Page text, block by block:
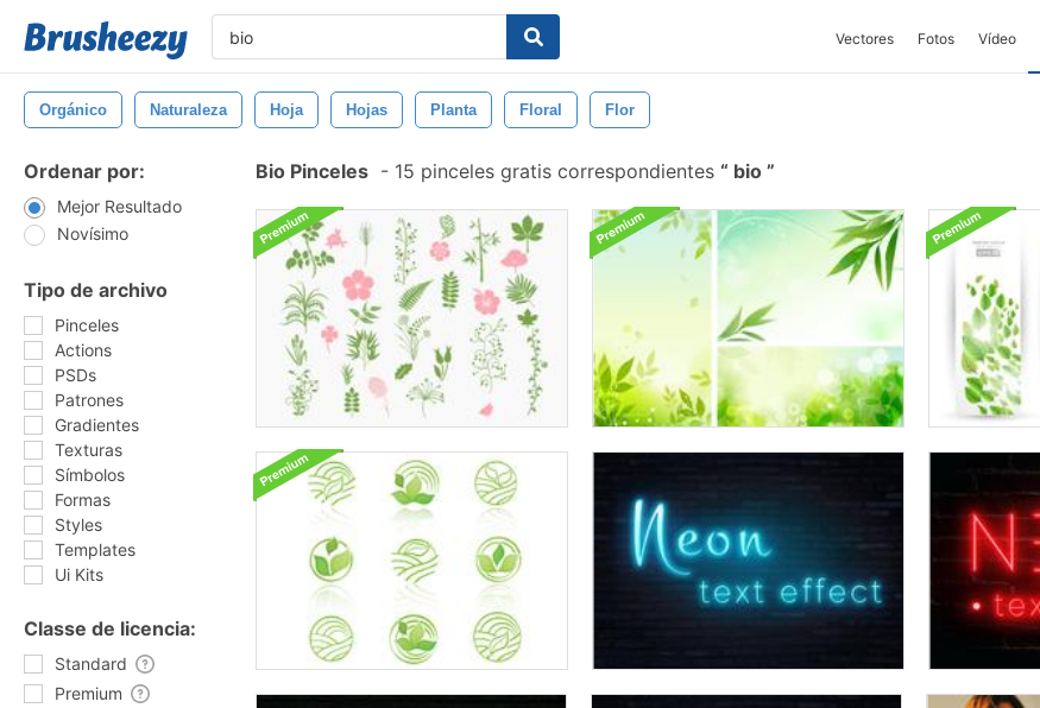
Vectores Fotos Vídeo
Orgánico Naturaleza Hoja Hojas Planta Floral Flor
Ordenar por:
Mejor Resultado
Novísimo
Tipo de archivo
Pinceles
Actions
PSDs
Patrones
Gradientes
Texturas
Símbolos
Formas
Styles
Templates
Ui Kits
Classe de licencia:
Standard
Premium
Bio Pinceles - 15 pinceles gratis correspondientes bio